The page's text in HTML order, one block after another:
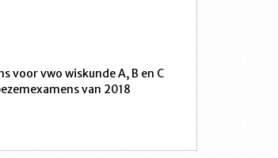
voor vwo wiskunde A, B en C
van 2018